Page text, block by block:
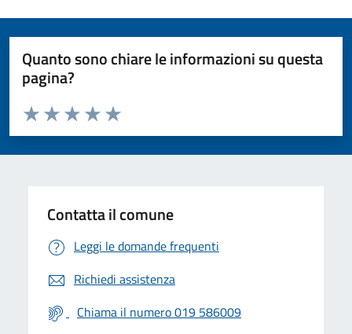
Quanto sono chiare le informazioni su questa
pagina?
Valuta da 1 a 5 stelle la pagina
Valuta 5 stelle su 5
Valuta 4 stelle su 5
Valuta 3 stelle su 5
Valuta 2 stelle su 5
Valuta 1 stelle su 5
Contatta il comune
Leggi le domande frequenti
Richiedi assistenza
Chiama il numero 019 586009